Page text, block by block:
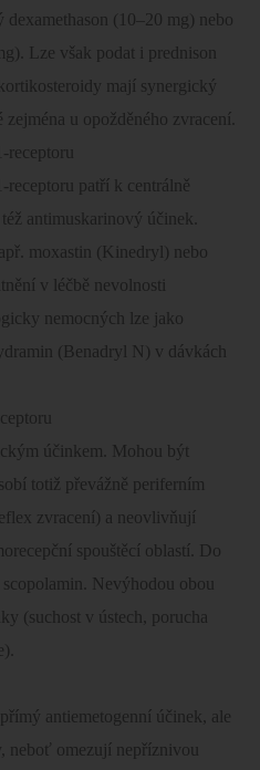
(10–20 mg) nebo
Lze však podat i prednison
mají synergický
u opožděného zvracení.
receptoru patří k centrálně
antimuskarinový účinek.
moxastin (Kinedryl) nebo
v léčbě nevolnosti
nemocných lze jako
(Benadryl N) v dávkách
účinkem. Mohou být
totiž převážně periferním
zvracení) a neovlivňují
spouštěcí oblastí. Do
Nevýhodou obou
(suchost v ústech, porucha
antiemetogenní účinek, ale
neboť omezují nepříznivou